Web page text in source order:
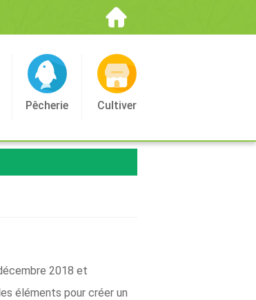
Pêcherie Cultiver
2018 et
éléments pour créer un